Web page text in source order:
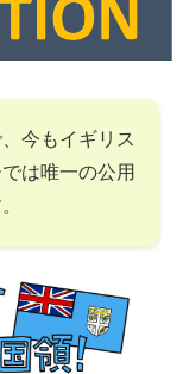
今もイギリス
は唯一の公用